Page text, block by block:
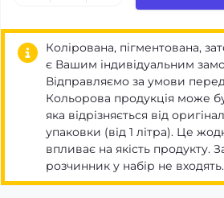
Колірована, пігментована,
є Вашим індивідуальним
Відправляємо за умови
Кольорова продукція може
яка відрізняється від
упаковки (від 1 літра). Це
впливає на якість продукту.
розчинник у набір не входять.